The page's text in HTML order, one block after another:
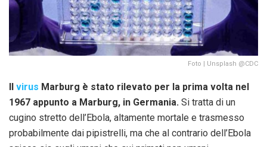
Foto | Unsplash @CDC
Il virus Marburg è stato rilevato per la prima volta nel
1967 appunto a Marburg, in Germania. Si tratta di un
cugino stretto dell’Ebola, altamente mortale e trasmesso
probabilmente dai pipistrelli, ma che al contrario dell’Ebola